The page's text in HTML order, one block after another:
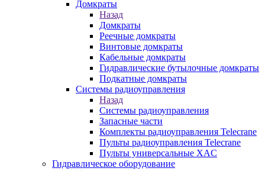
Домкраты
Назад
Домкраты
Реечные домкраты
Винтовые домкраты
Кабельные домкраты
Гидравлические бутылочные домкраты
Подкатные домкраты
Системы радиоуправления
Назад
Системы радиоуправления
Запасные части
Комплекты радиоуправления Telecrane
Пульты радиоуправления Telecrane
Пульты универсальные XAC
Гидравлическое оборудование